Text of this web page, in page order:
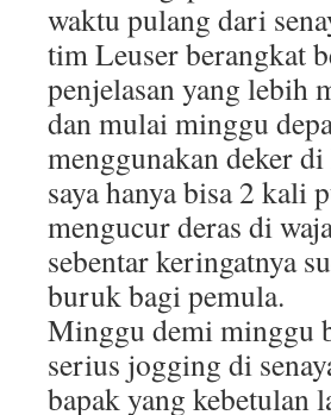
waktu pulang dari
tim Leuser berangkat
penjelasan yang lebih
dan mulai minggu
menggunakan deker
saya hanya bisa 2 kali
mengucur deras di
sebentar keringatnya
buruk bagi pemula.
Minggu demi minggu
serius jogging di
bapak yang kebetulan